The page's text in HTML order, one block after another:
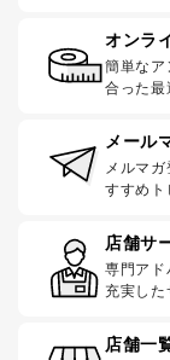
オンラ
簡単なア
合った最
メール
メルマ
すすめト
店舗サ
専門アド
充実した
店舗一